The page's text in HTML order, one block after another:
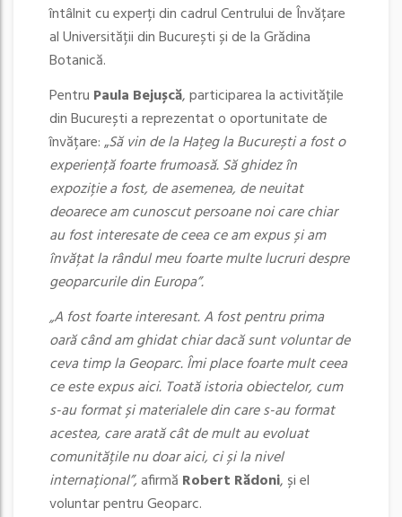
întâlnit cu experți din cadrul Centrului de Învățare
al Universității din București și de la Grădina
Botanică.
Pentru Paula Bejușcă, participarea la activitățile
din București a reprezentat o oportunitate de
învățare: „Să vin de la Hațeg la București a fost o
experiență foarte frumoasă. Să ghidez în
expoziție a fost, de asemenea, de neuitat
deoarece am cunoscut persoane noi care chiar
au fost interesate de ceea ce am expus și am
învățat la rândul meu foarte multe lucruri despre
geoparcurile din Europa”.
„A fost foarte interesant. A fost pentru prima
oară când am ghidat chiar dacă sunt voluntar de
ceva timp la Geoparc. Îmi place foarte mult ceea
ce este expus aici. Toată istoria obiectelor, cum
s-au format și materialele din care s-au format
acestea, care arată cât de mult au evoluat
comunitățile nu doar aici, ci și la nivel
internațional”,afirmă Robert Rădoni, și el
voluntar pentru Geoparc.